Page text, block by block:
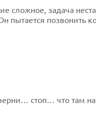
сложное, задача
пытается позвонить
стоп… что там